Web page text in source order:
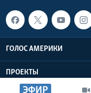
ЭФИР
ГОЛОС АМЕРИКИ
ПРОЕКТЫ